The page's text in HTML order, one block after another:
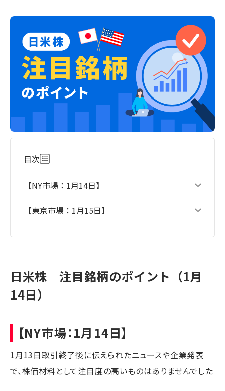
目次
【NY市場：1月14日】
【東京市場：1月15日】
日米株 注目銘柄のポイント（1月
14日）
【NY市場：1月14日】
1月13日取引終了後に伝えられたニュースや企業発表
で、株価材料として注目度の高いものはありませんでした